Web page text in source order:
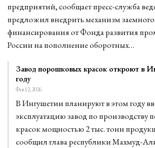
предприятий, сообщает пресс-служба
предложил внедрить механизм заемного
финансирования от Фонда развития
России на пополнение оборотных…
Завод порошковых красок откроют в
году
Фев 12, 2026
В Ингушетии планируют в этом году
эксплуатацию завод по производству
красок мощностью 2 тыс. тонн
сообщил глава республики Махмуд-